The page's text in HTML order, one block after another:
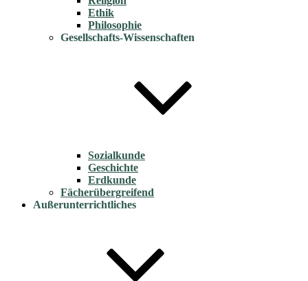
Ethik
Philosophie
Gesellschafts-Wissenschaften
Sozialkunde
Geschichte
Erdkunde
Fächerübergreifend
Außerunterrichtliches